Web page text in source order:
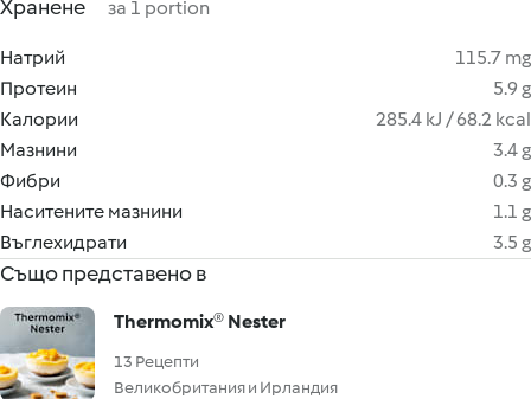
Хранене за 1 portion
Натрий
115.7 mg
Протеин
5.9 g
Калории
285.4 kJ / 68.2 kcal
Мазнини
3.4 g
Фибри
0.3 g
Наситените мазнини
1.1 g
Въглехидрати
3.5 g
Също представено в
Thermomix® Nester
13 Рецепти
Великобритания и Ирландия